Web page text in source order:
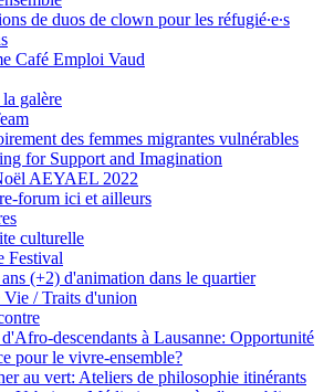
de duos de clown pour les réfugié∙e∙s
Café Emploi Vaud
galère
des femmes migrantes vulnérables
for Support and Imagination
AEYAEL 2022
forum ici et ailleurs
culturelle
Festival
(+2) d'animation dans le quartier
Vie / Traits d'union
d'Afro-descendants à Lausanne: Opportunité
pour le vivre-ensemble?
au vert: Ateliers de philosophie itinérants